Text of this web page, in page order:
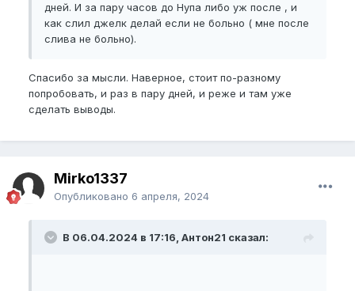
дней. И за пару часов до Нупа либо уж после , и
как слил джелк делай если не больно ( мне после
слива не больно).
Спасибо за мысли. Наверное, стоит по-разному
попробовать, и раз в пару дней, и реже и там уже
сделать выводы.
Mirko1337
Опубликовано 6 апреля, 2024
В 06.04.2024 в 17:16, Антон21 сказал: